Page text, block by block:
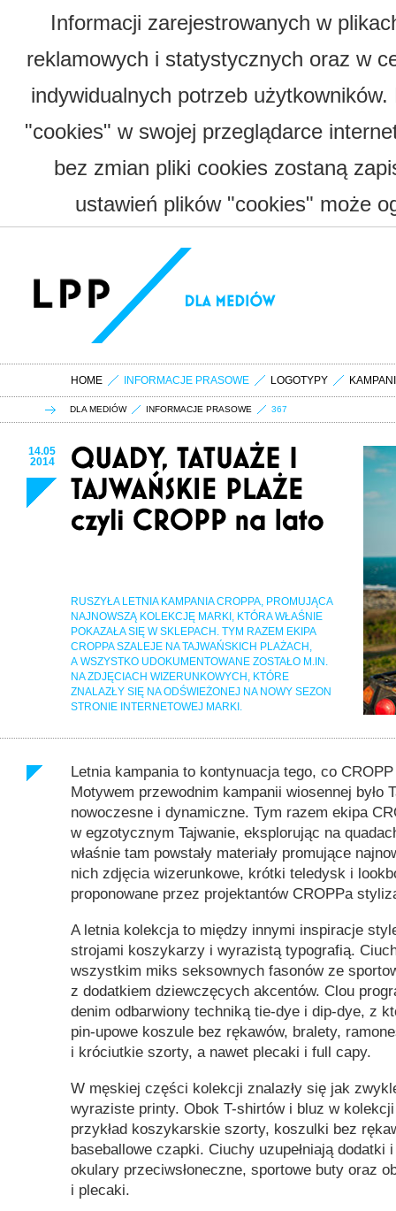
Informacji zarejestrowanych w
reklamowych i statystycznych oraz w
indywidualnych potrzeb
"cookies" w swojej przeglądarce
bez zmian pliki cookies zostaną
ustawień plików "cookies" może
HOME INFORMACJE PRASOWE LOGOTYPY
DLA MEDIÓW INFORMACJE PRASOWE 367
14.05
2014
RUSZYŁA LETNIA KAMPANIA CROPPA, PROMUJĄCA
NAJNOWSZĄ KOLEKCJĘ MARKI, KTÓRA WŁAŚNIE
POKAZAŁA SIĘ W SKLEPACH. TYM RAZEM EKIPA
CROPPA SZALEJE NA TAJWAŃSKICH PLAŻACH,
A WSZYSTKO UDOKUMENTOWANE ZOSTAŁO M.IN.
NA ZDJĘCIACH WIZERUNKOWYCH, KTÓRE
ZNALAZŁY SIĘ NA ODŚWIEŻONEJ NA NOWY SEZON
STRONIE INTERNETOWEJ MARKI.
Letnia kampania to kontynuacja tego, co
Motywem przewodnim kampanii wiosennej było
nowoczesne i dynamiczne. Tym razem ekipa
w egzotycznym Tajwanie, eksplorując na
właśnie tam powstały materiały promujące
nich zdjęcia wizerunkowe, krótki teledysk i
proponowane przez projektantów CROPPa
A letnia kolekcja to między innymi inspiracje
strojami koszykarzy i wyrazistą typografią.
wszystkim miks seksownych fasonów ze
z dodatkiem dziewczęcych akcentów. Clou
denim odbarwiony techniką tie-dye i dip-dye, z
pin-upowe koszule bez rękawów, bralety,
i króciutkie szorty, a nawet plecaki i full capy.
W męskiej części kolekcji znalazły się jak
wyraziste printy. Obok T-shirtów i bluz w
przykład koszykarskie szorty, koszulki bez
baseballowe czapki. Ciuchy uzupełniają dodatki
okulary przeciwsłoneczne, sportowe buty oraz
i plecaki.